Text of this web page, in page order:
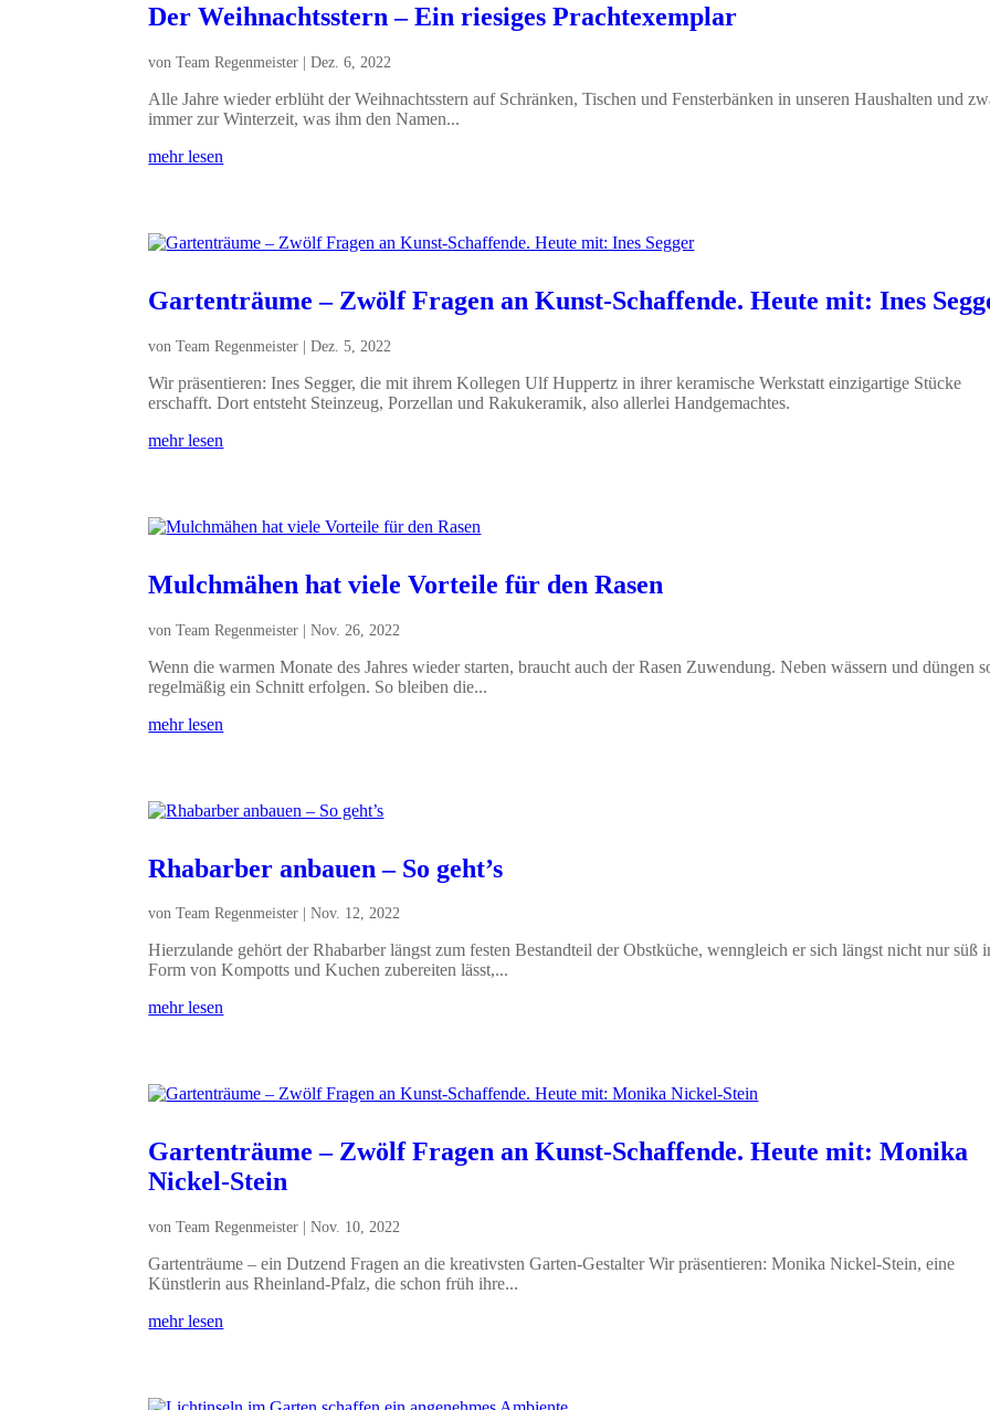
Der Weihnachtsstern – Ein riesiges Prachtexemplar
vonTeam Regenmeister |Dez. 6, 2022
Alle Jahre wieder erblüht der Weihnachtsstern auf Schränken, Tischen und Fensterbänken in unseren Haushalten und
immer zur Winterzeit, was ihm den Namen...
mehr lesen
Gartenträume – Zwölf Fragen an Kunst-Schaffende. Heute mit: Ines
vonTeam Regenmeister |Dez. 5, 2022
Wir präsentieren: Ines Segger, die mit ihrem Kollegen Ulf Huppertz in ihrer keramische Werkstatt einzigartige Stücke
erschafft. Dort entsteht Steinzeug, Porzellan und Rakukeramik, also allerlei Handgemachtes.
mehr lesen
Mulchmähen hat viele Vorteile für den Rasen
vonTeam Regenmeister |Nov. 26, 2022
Wenn die warmen Monate des Jahres wieder starten, braucht auch der Rasen Zuwendung. Neben wässern und düngen
regelmäßig ein Schnitt erfolgen. So bleiben die...
mehr lesen
Rhabarber anbauen – So geht’s
vonTeam Regenmeister |Nov. 12, 2022
Hierzulande gehört der Rhabarber längst zum festen Bestandteil der Obstküche, wenngleich er sich längst nicht nur süß
Form von Kompotts und Kuchen zubereiten lässt,...
mehr lesen
Gartenträume – Zwölf Fragen an Kunst-Schaffende. Heute mit: Monika
Nickel-Stein
vonTeam Regenmeister |Nov. 10, 2022
Gartenträume – ein Dutzend Fragen an die kreativsten Garten-Gestalter Wir präsentieren: Monika Nickel-Stein, eine
Künstlerin aus Rheinland-Pfalz, die schon früh ihre...
mehr lesen